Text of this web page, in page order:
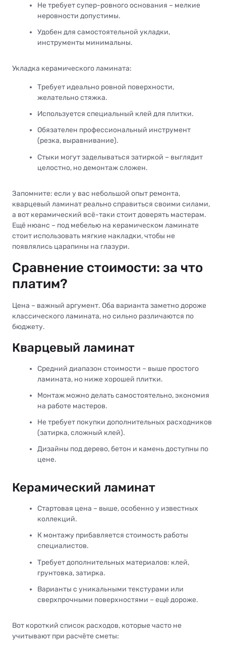
Не требует супер-ровного основания – мелкие
неровности допустимы.
Удобен для самостоятельной укладки,
инструменты минимальны.
Укладка керамического ламината:
Требует идеально ровной поверхности,
желательно стяжка.
Используется специальный клей для плитки.
Обязателен профессиональный инструмент
(резка, выравнивание).
Стыки могут заделываться затиркой – выглядит
целостно, но демонтаж сложен.
Запомните: если у вас небольшой опыт ремонта,
кварцевый ламинат реально справиться своими силами,
а вот керамический всё-таки стоит доверять мастерам.
Ещё нюанс – под мебелью на керамическом ламинате
стоит использовать мягкие накладки, чтобы не
появлялись царапины на глазури.
Сравнение стоимости: за что
платим?
Цена – важный аргумент. Оба варианта заметно дороже
классического ламината, но сильно различаются по
бюджету.
Кварцевый ламинат
Средний диапазон стоимости – выше простого
ламината, но ниже хорошей плитки.
Монтаж можно делать самостоятельно, экономия
на работе мастеров.
Не требует покупки дополнительных расходников
(затирка, сложный клей).
Дизайны под дерево, бетон и камень доступны по
цене.
Керамический ламинат
Стартовая цена – выше, особенно у известных
коллекций.
К монтажу прибавляется стоимость работы
специалистов.
Требует дополнительных материалов: клей,
грунтовка, затирка.
Варианты с уникальными текстурами или
сверхпрочными поверхностями – ещё дороже.
Вот короткий список расходов, которые часто не
учитывают при расчёте сметы: